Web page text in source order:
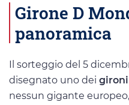
Girone D
panoramica
Il sorteggio del 5
disegnato uno dei
nessun gigante